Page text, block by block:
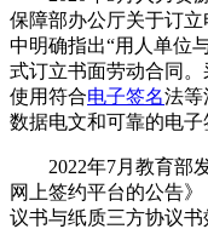
保障部办公厅关于订
中明确指出“用人单位
式订立书面劳动合同
使用符合电子签名法等
数据电文和可靠的电子
2022年7月教育部
网上签约平台的公告
议书与纸质三方协议书